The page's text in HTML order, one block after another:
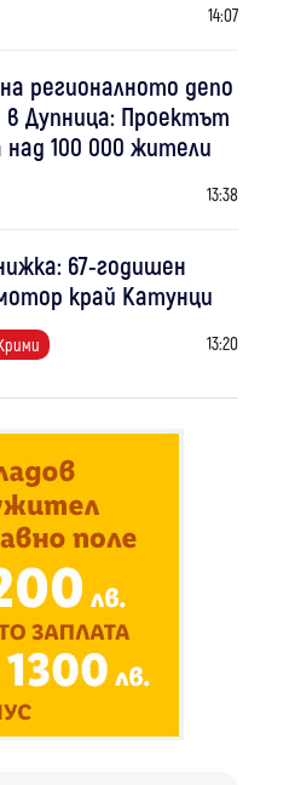
14:07
регионалното депо
Дупница: Проектът
100 000 жители
13:38
67-годишен
край Катунци
13:20